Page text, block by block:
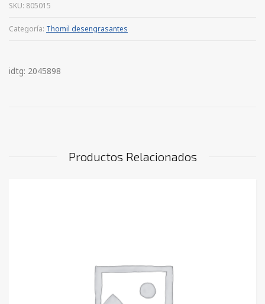
SKU: 805015
Categoría: Thomil desengrasantes
idtg: 2045898
Productos Relacionados